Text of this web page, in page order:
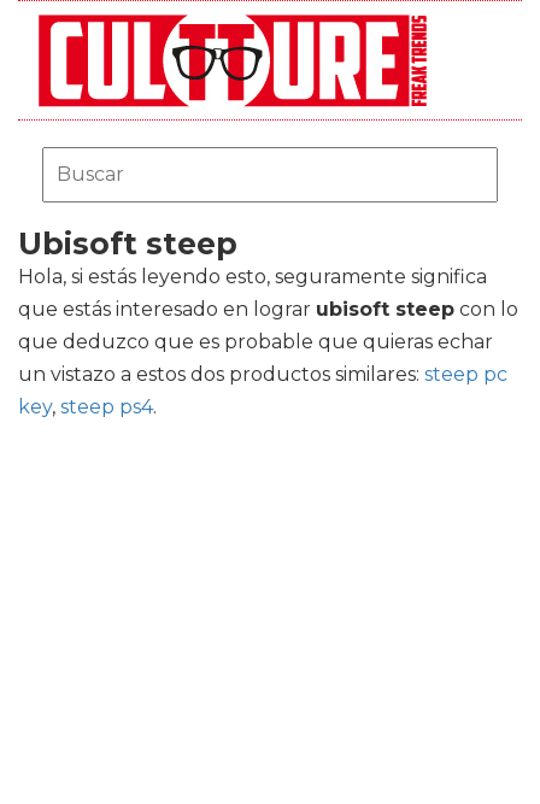
Ubisoft steep
Hola, si estás leyendo esto, seguramente significa
que estás interesado en lograr ubisoft steep con lo
que deduzco que es probable que quieras echar
un vistazo a estos dos productos similares: steep pc
key, steep ps4.